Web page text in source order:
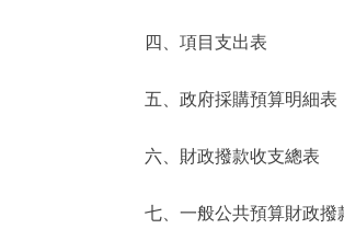
北京概況
綠色北京
ENGLISH
四、項目支出表
五、政府採購預算明細表
六、財政撥款收支總表
七、一般公共預算財政撥